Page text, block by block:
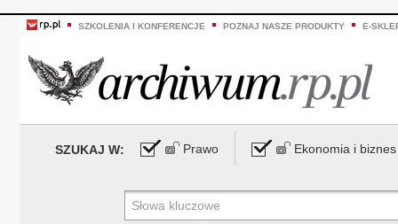
SZKOLENIA I KONFERENCJE POZNAJ NASZE PRODUKTY E-
SZUKAJ W: Prawo Ekonomia i biznes